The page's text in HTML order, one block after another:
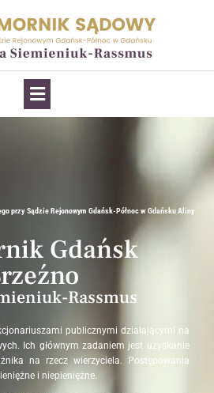
przy Sądzie Rejonowym Gdańsk-Północ w Gdańsku Aliny
Gdańsk
Rassmus
publicznymi działającymi na
Ich głównym zadaniem jest uzyskanie
na rzecz wierzyciela. Postępowania
i niepieniężne.